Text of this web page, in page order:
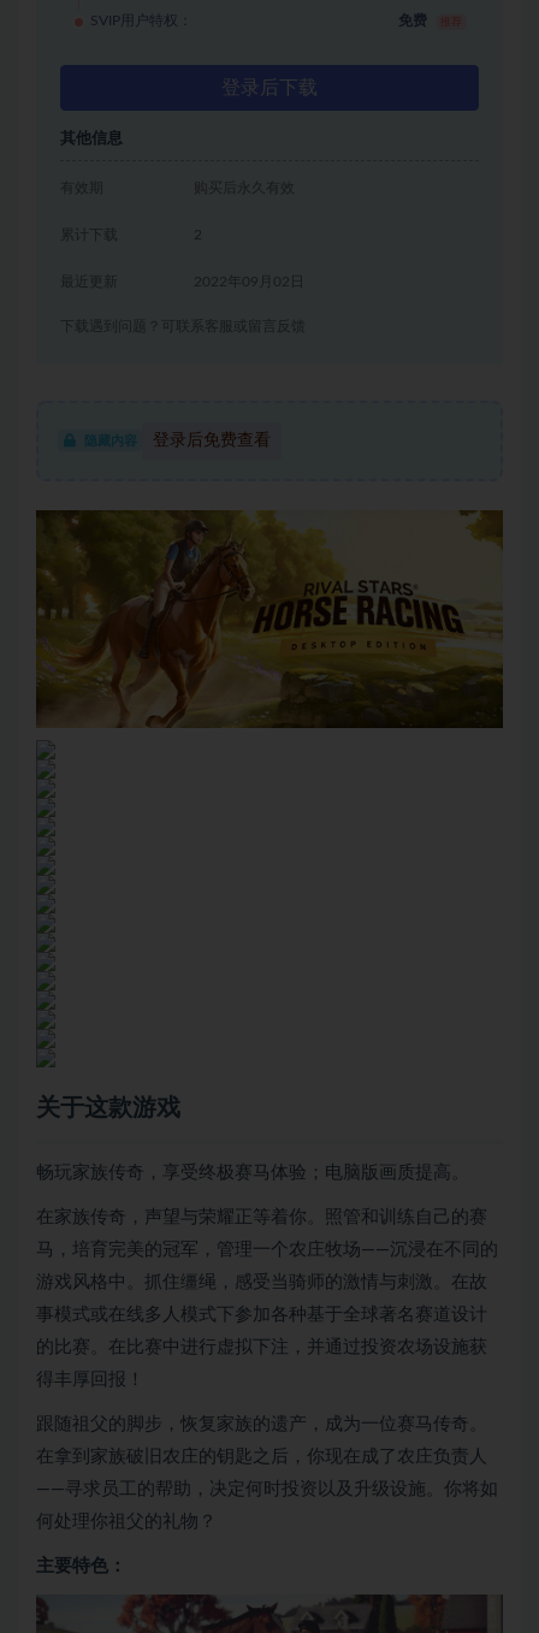
SVIP用户特权： 免费
登录后下载
其他信息
有效期 购买后永久有效
累计下载 2
2022年09月02日
下载遇到问题？可联系客服或留言反馈
隐藏内容 登录后免费查看
关于这款游戏
畅玩家族传奇，享受终极赛马体验；电脑版画质提高。
在家族传奇，声望与荣耀正等着你。照管和训练自己的赛
马，培育完美的冠军，管理一个农庄牧场——沉浸在不同的
游戏风格中。抓住缰绳，感受当骑师的激情与刺激。在故
事模式或在线多人模式下参加各种基于全球著名赛道设计
的比赛。在比赛中进行虚拟下注，并通过投资农场设施获
得丰厚回报！
跟随祖父的脚步，恢复家族的遗产，成为一位赛马传奇。
在拿到家族破旧农庄的钥匙之后，你现在成了农庄负责人
——寻求员工的帮助，决定何时投资以及升级设施。你将如
何处理你祖父的礼物？
主要特色：